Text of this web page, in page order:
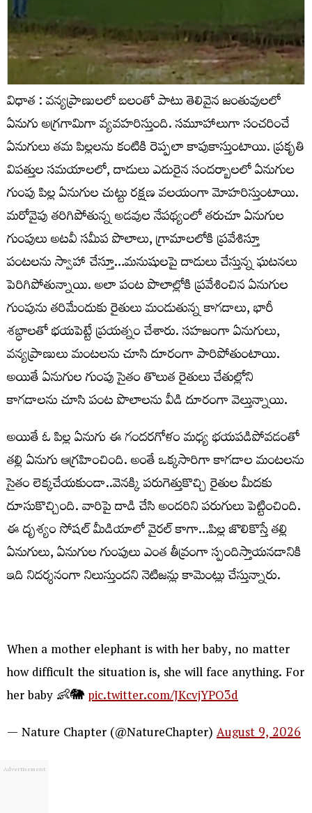
విధాత : వన్యప్రాణులలో బలంతో పాటు తెలివైన జంతువులలో
ఏనుగు అగ్రగామిగా వ్యవహరిస్తుంది. సమూహాలుగా సంచరించే
ఏనుగులు తమ పిల్లలను కంటికి రెప్పలా కాపుకాస్తుంటాయి. ప్రకృతి
విపత్తుల సమయాలలో, దాడులు ఎదురైన సందర్బాలలో ఏనుగుల
గుంపు పిల్ల ఏనుగుల చుట్టు రక్షణ వలయంగా మోహరిస్తుంటాయి.
మరోవైపు తరిగిపోతున్న అడవుల నేపథ్యంలో తరుచూ ఏనుగుల
గుంపులు అటవీ సమీప పొలాలు, గ్రామాలలోకి ప్రవేశిస్తూ
పంటలను స్వాహా చేస్తూ…మనుషులపై దాడులు చేస్తున్న ఘటనలు
పెరిగిపోతున్నాయి. అలా పంట పొలాల్లోకి ప్రవేశించిన ఏనుగుల
గుంపును తరిమేందుకు రైతులు మండుతున్న కాగడాలు, భారీ
శబ్ధాలతో భయపెట్టే ప్రయత్నం చేశారు. సహజంగా ఏనుగులు,
వన్యప్రాణులు మంటలను చూసి దూరంగా పారిపోతుంటాయి.
అయితే ఏనుగుల గుంపు సైతం తొలుత రైతులు చేతుల్లోని
కాగడాలను చూసి పంట పొలాలను వీడి దూరంగా వెల్తున్నాయి.
అయితే ఓ పిల్ల ఏనుగు ఈ గందరగోళం మధ్య భయపడిపోవడంతో
తల్లి ఏనుగు ఆగ్రహించింది. అంతే ఒక్కసారిగా కాగడాల మంటలను
సైతం లెక్కచేయకుండా..వెనక్కి పరుగెత్తుకొచ్చి రైతుల మీదకు
దూసుకొచ్చింది. వారిపై దాడి చేసి అందరిని పరుగులు పెట్టించింది.
ఈ దృశ్యం సోషల్ మీడియాలో వైరల్ కాగా…పిల్ల జొలికొస్తే తల్లి
ఏనుగులు, ఏనుగుల గుంపులు ఎంత తీవ్రంగా స్పందిస్తాయనడానికి
ఇది నిదర్శనంగా నిలుస్తుందని నెటిజన్లు కామెంట్లు చేస్తున్నారు.
When a mother elephant is with her baby, no matter
how difficult the situation is, she will face anything. For
her baby 👶🐘pic.twitter.com/JKcvjYPO3d
— Nature Chapter (@NatureChapter)August 9, 2026